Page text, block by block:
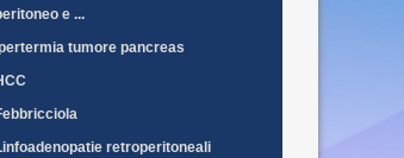
e ...
tumore pancreas
retroperitoneali